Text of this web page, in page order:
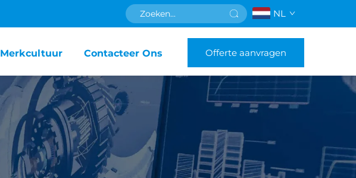
NL
Merkcultuur Contacteer Ons Offerte aanvragen